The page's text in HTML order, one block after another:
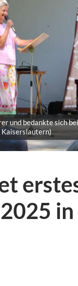
und bedankte sich
Kaiserslautern)
in